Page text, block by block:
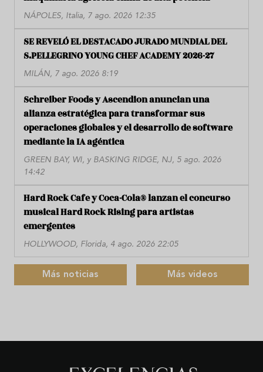
NÁPOLES, Italia, 7 ago. 2026 12:35
SE REVELÓ EL DESTACADO JURADO MUNDIAL DEL
S.PELLEGRINO YOUNG CHEF ACADEMY 2026-27
MILÁN, 7 ago. 2026 8:19
Schreiber Foods y Ascendion anuncian una
alianza estratégica para transformar sus
operaciones globales y el desarrollo de software
mediante la IA agéntica
GREEN BAY, WI, y BASKING RIDGE, NJ, 5 ago. 2026
14:42
Hard Rock Cafe y Coca-Cola® lanzan el concurso
musical Hard Rock Rising para artistas
emergentes
HOLLYWOOD, Florida, 4 ago. 2026 22:05
Más noticias Más videos